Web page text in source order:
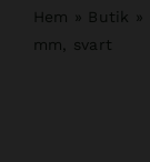
Hundsalong
Hem » Butik »
mm, svart